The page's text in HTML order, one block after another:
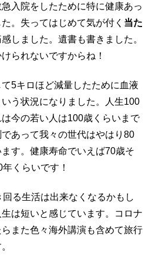
入院をしたために特に健康あっ
。失ってはじめて気が付く 当た
感しました。遺書も書きました。
られないですからね！
て5キロほど減量したために血液
う状況になりました。人生100
今の若い人は100歳くらいまで
あって我々の世代はやはり80
す。健康寿命でいえば70歳そ
くらいです！
る生活は出来なくなるかもし
は短いと感じています。コロナ
また色々海外講演も含めて旅行